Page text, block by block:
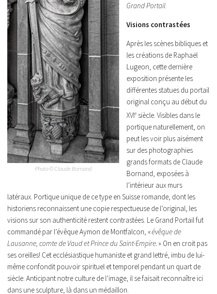
Photo © Claude Bornand
Grand Portail.
Visions contrastées
Après les scènes bibliques et
les créations de Raphaël
Lugeon, cette dernière
exposition présente les
différentes statues du portail
original conçu au début du
XVIe siècle. Visibles dans le
portique naturellement, on
peut les voir plus aisément
sur des photographies
grands formats de Claude
Bornand, exposées à
l’intérieur aux murs
latéraux. Portique unique de ce type en Suisse romande, dont les
historiens reconnaissent une copie respectueuse de l’original, les
visions sur son authenticité restent contrastées. Le Grand Portail fut
commandé par l’évêque Aymon de Montfalcon, «évêque de
Lausanne, comte de Vaud et Prince du Saint-Empire.» On en croit pas
ses oreilles! Cet ecclésiastique humaniste et grand lettré, imbu de lui-
même confondit pouvoir spirituel et temporel pendant un quart de
siècle. Anticipant notre culture de l’image, il se faisait reconnaître ici
dans une sculpture, là dans un médaillon.